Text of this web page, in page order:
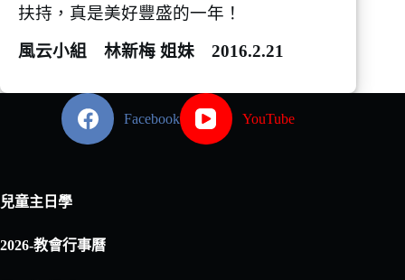
扶持，真是美好豐盛的一年！
風云小組 林新梅 姐妹 2016.2.21
Facebook YouTube
兒童主日學
2026-教會行事曆